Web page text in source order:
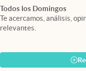
Todos los Domingos
Te acercamos, análisis,
relevantes.